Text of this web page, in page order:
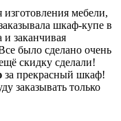
мебели,
шкаф-купе в
и заканчивая
было сделано очень
скидку сделали!
за прекрасный шкаф!
заказывать только